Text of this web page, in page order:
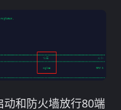
和防火墙放行80端